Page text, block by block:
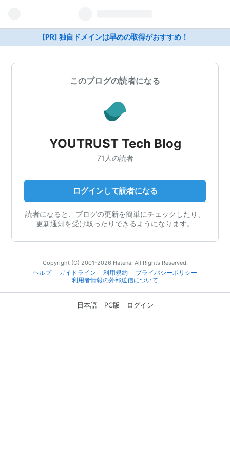
[PR] 独自ドメインは早めの取得がおすすめ！
このブログの読者になる
YOUTRUST Tech Blog
71人の読者
ログインして読者になる
読者になると、ブログの更新を簡単にチェックしたり、
更新通知を受け取ったりできるようになります。
Copyright (C) 2001-2026 Hatena. All Rights Reserved.
ヘルプ
ガイドライン 利用規約
プライバシーポリシー
利用者情報の外部送信について
日本語 PC版 ログイン